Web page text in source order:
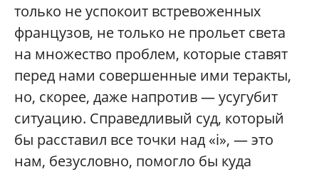
только не успокоит встревоженных
французов, не только не прольет света
на множество проблем, которые ставят
перед нами совершенные ими теракты,
но, скорее, даже напротив — усугубит
ситуацию. Справедливый суд, который
бы расставил все точки над «i», — это
нам, безусловно, помогло бы куда